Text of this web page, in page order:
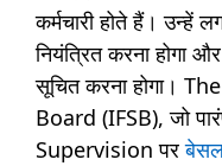
कर्मचारी होते हैं। उन्हें
नियंत्रित करना होगा
सूचित करना होगा।
Board (IFSB), जो
Supervision पर